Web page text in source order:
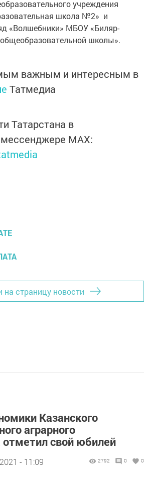
учреждения
школа №2» и
«Волшебники» МБОУ «Биляр-
школы».
важным и интересным в
Татмедиа
Татарстана в
MАХ:
на страницу новости
Казанского
аграрного
отметил свой юбилей
- 11:09 2792 0 0